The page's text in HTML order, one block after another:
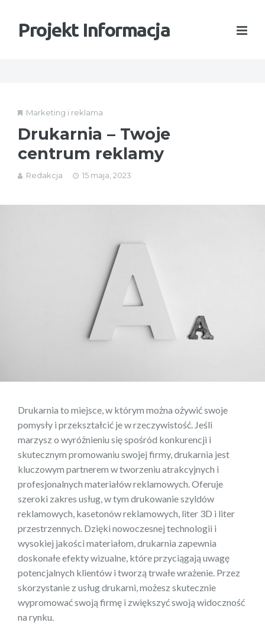
Projekt Informacja
Marketing i reklama
Drukarnia – Twoje
centrum reklamy
Redakcja 15 maja, 2023
Drukarnia to miejsce, w którym można ożywić swoje
pomysły i przekształcić je w rzeczywistość. Jeśli
marzysz o wyróżnieniu się spośród konkurencji i
skutecznym promowaniu swojej firmy, drukarnia jest
kluczowym partnerem w tworzeniu atrakcyjnych i
profesjonalnych materiałów reklamowych. Oferuje
szeroki zakres usług, w tym drukowanie szyldów
reklamowych, kasetonów reklamowych, liter 3D i liter
przestrzennych. Dzięki nowoczesnej technologii i
wysokiej jakości materiałom, drukarnia zapewnia
doskonałe efekty wizualne, które przyciągają uwagę
potencjalnych klientów i tworzą trwałe wrażenie. Przez
skorzystanie z usług drukarni, możesz skutecznie
wypromować swoją firmę i zwiększyć swoją widoczność
na rynku.